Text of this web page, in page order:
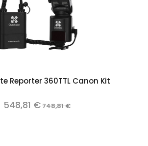
Reporter 360TTL Canon Kit
548,81 €748,81 €